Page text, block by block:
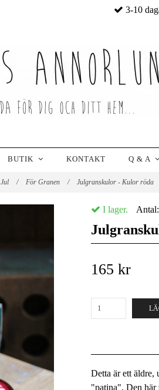
3-10
BUTIK KONTAKT Q & A
Jul / För Granen / Julgranskulor - Kulor röda
I lager. Antal:
165 kr
Detta är ett äldre,
"patina". Den här